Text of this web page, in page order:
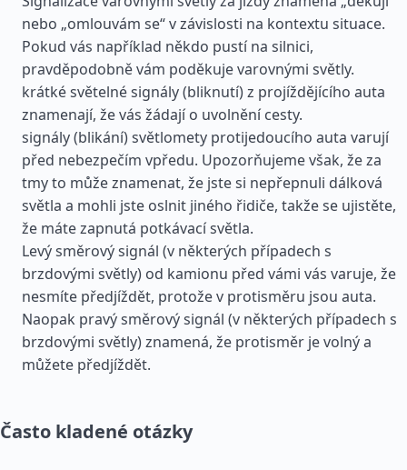
nebo „omlouvám se“ v závislosti na kontextu situace.
Pokud vás například někdo pustí na silnici,
pravděpodobně vám poděkuje varovnými světly.
krátké světelné signály (bliknutí) z projíždějícího auta
znamenají, že vás žádají o uvolnění cesty.
signály (blikání) světlomety protijedoucího auta varují
před nebezpečím vpředu. Upozorňujeme však, že za
tmy to může znamenat, že jste si nepřepnuli dálková
světla a mohli jste oslnit jiného řidiče, takže se ujistěte,
že máte zapnutá potkávací světla.
Levý směrový signál (v některých případech s
brzdovými světly) od kamionu před vámi vás varuje, že
nesmíte předjíždět, protože v protisměru jsou auta.
Naopak pravý směrový signál (v některých případech s
brzdovými světly) znamená, že protisměr je volný a
můžete předjíždět.
Často kladené otázky